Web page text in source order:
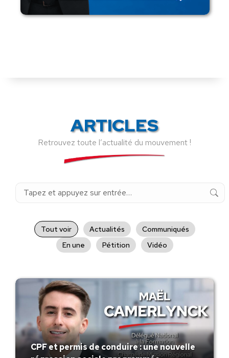
ARTICLES
Retrouvez toute l’actualité du mouvement !
Recherche
Tout voir Actualités
Communiqués
En une
Pétition Vidéo
CPF et permis de conduire : une nouvelle